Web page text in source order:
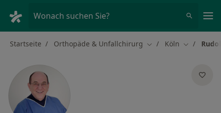
Wonach suchen Sie?
Startseite Orthopäde & Unfallchirurg Stadt ändern
Köln Stadt